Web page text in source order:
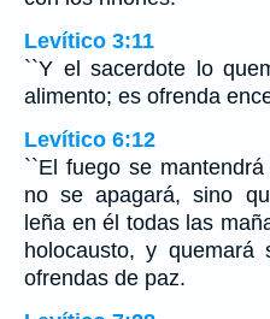
Levítico 3:11
``Y el sacerdote lo
alimento; es ofrenda
Levítico 6:12
``El fuego se
no se apagará, sino
leña en él todas las
holocausto, y
ofrendas de paz.